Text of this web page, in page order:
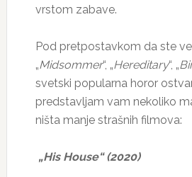
vrstom zabave.
Pod pretpostavkom da ste
„Midsommer“, „Hereditary“, „
svetski popularna horor
predstavljam vam nekoliko
ništa manje strašnih filmova:
„His House“ (2020)